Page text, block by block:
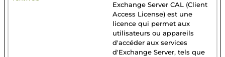
Exchange Server CAL (Client
Access License) est une
licence qui permet aux
utilisateurs ou appareils
d'accéder aux services
d'Exchange Server, tels que